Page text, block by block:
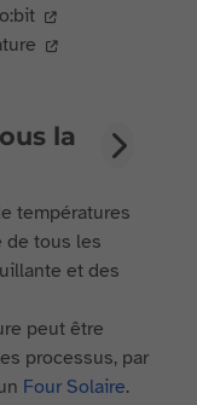
la
températures
de tous les
et des
peut être
processus, par
Four Solaire.